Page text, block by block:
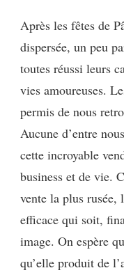
Après les fêtes de
dispersée, un peu
toutes réussi leurs
vies amoureuses.
permis de nous
Aucune d’entre
cette incroyable
business et de vie.
vente la plus rusée,
efficace qui soit,
image. On espère
qu’elle produit de